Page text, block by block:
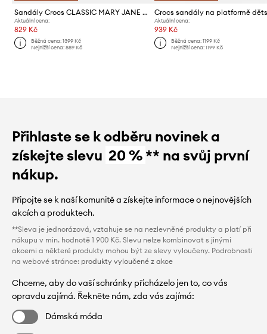
Sandály Crocs CLASSIC MARY JANE CLOG KIDS
Aktuální cena:
829 Kč
Běžná cena:1399 Kč
Nejnižší cena:889 Kč
Aktuální cena:
939 Kč
Běžná cena: 1199 Kč
Nejnižší cena: 1199 Kč
Přihlaste se k odběru novinek a
získejte slevu 20 %** na svůj první
nákup.
Připojte se k naší komunitě a získejte informace o nejnovějších
akcích a produktech.
**Sleva je jednorázová, vztahuje se na nezlevněné produkty a platí při
nákupu v min. hodnotě 1 900 Kč. Slevu nelze kombinovat s jinými
akcemi a některé produkty mohou být ze slevy vyloučeny. Podrobnosti
na webové stránce: produkty vyloučené z akce
Chceme, aby do vaší schránky přicházelo jen to, co vás
opravdu zajímá. Řekněte nám, zda vás zajímá:
Dámská móda